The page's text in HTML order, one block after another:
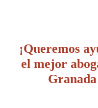
¡Queremos
el mejor